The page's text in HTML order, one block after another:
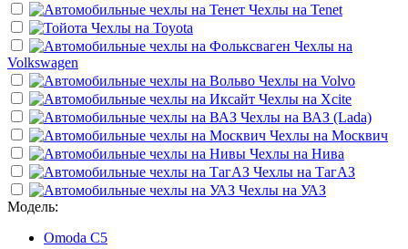
Чехлы на Tenet
Чехлы на Toyota
Чехлы на
Volkswagen
Чехлы на Volvo
Чехлы на Xcite
Чехлы на ВАЗ (Lada)
Чехлы на Москвич
Чехлы на Нива
Чехлы на ТагАЗ
Чехлы на УАЗ
Модель:
Omoda C5